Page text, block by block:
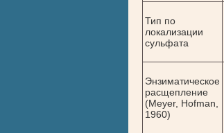
Тип по
локализации
сульфата
Энзиматическое
расщепление
(Meyer, Hofman,
1960)